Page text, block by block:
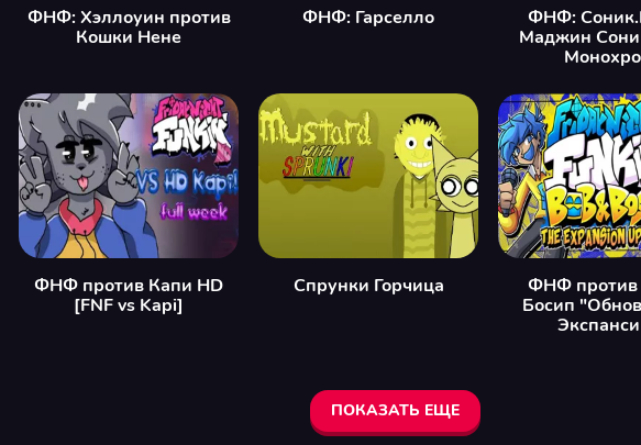
ФНФ: Хэллоуин против
Кошки Нене
ФНФ: Гарселло
ФНФ:
Маджин
ФНФ против Капи HD
[FNF vs Kapi]
Спрунки Горчица
ФНФ против
Босип
ПОКАЗАТЬ ЕЩЕ